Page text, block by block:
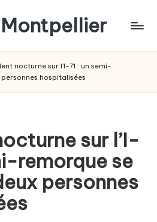
nocturne sur l’I-71 : un semi-
hospitalisées
sur l’I-
remorque se
personnes